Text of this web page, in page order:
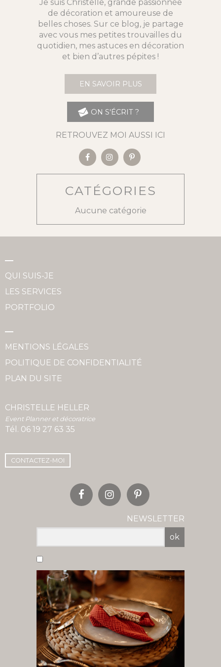
Je suis Christelle, grande passionnée
de décoration et amoureuse de
belles choses. Sur ce blog, je partage
avec vous mes petites trouvailles du
quotidien, mes astuces en décoration
et bien d’autres pépites !
EN SAVOIR PLUS
ON S'ÉCRIT ?
RETROUVEZ MOI AUSSI ICI
CATÉGORIES
Aucune catégorie
QUI SUIS-JE
LES SERVICES
PORTFOLIO
MENTIONS LÉGALES
POLITIQUE DE CONFIDENTIALITÉ
PLAN DU SITE
CHRISTELLE HELLER
Event Planner et décoratrice
Tél. 06 19 27 63 35
CONTACTEZ-MOI
NEWSLETTER
ok